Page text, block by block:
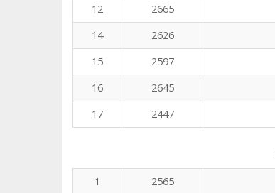
12
2665
14
2626
15
2597
16
2645
17
2447
1
2565